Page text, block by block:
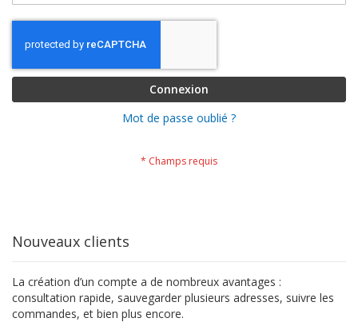
Connexion
Mot de passe oublié ?
Nouveaux clients
La création d’un compte a de nombreux avantages :
consultation rapide, sauvegarder plusieurs adresses, suivre les
commandes, et bien plus encore.